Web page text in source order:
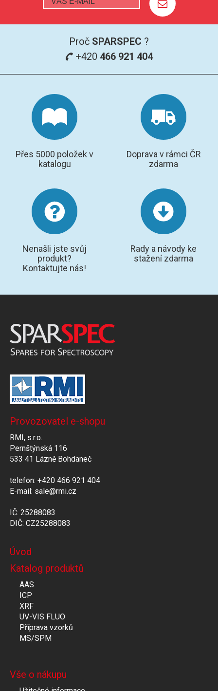
RAMAN
Proč SPARSPEC ?
+420 466 921 404
Přes 5000 položek v
katalogu
Doprava v rámci ČR
zdarma
Nenašli jste svůj
produkt?
Kontaktujte nás!
Rady a návody ke
stažení zdarma
Provozovatel e-shopu
RMI, s.r.o.
Pernštýnská 116
533 41 Lázně Bohdaneč
telefon: +420 466 921 404
E-mail: sale@rmi.cz
IČ: 25288083
DIČ: CZ25288083
Úvod
Katalog produktů
AAS
ICP
XRF
UV-VIS FLUO
Příprava vzorků
MS/SPM
Vše o nákupu